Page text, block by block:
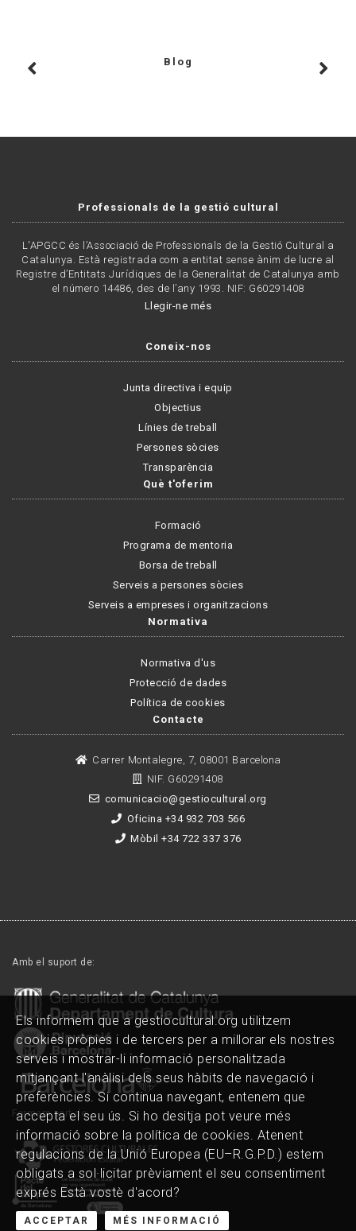
Blog
Professionals de la gestió cultural
L'APGCC és l’Associació de Professionals de la Gestió Cultural a
Catalunya. Està registrada com a entitat sense ànim de lucre al
Registre d’Entitats Jurídiques de la Generalitat de Catalunya amb
el número 14486, des de l’any 1993. NIF: G60291408
Llegir-ne més
Coneix-nos
Junta directiva i equip
Objectius
Línies de treball
Persones sòcies
Transparència
Què t'oferim
Formació
Programa de mentoria
Borsa de treball
Serveis a persones sòcies
Serveis a empreses i organitzacions
Normativa
Normativa d'us
Protecció de dades
Política de cookies
Contacte
Carrer Montalegre, 7, 08001 Barcelona
NIF. G60291408
comunicacio@gestiocultural.org
Oficina +34 932 703 566
Mòbil +34 722 337 376
Amb el suport de:
Formem part de:
Els informem que a gestiocultural.org utilitzem
cookies pròpies i de tercers per a millorar els nostres
serveis i mostrar-li informació personalitzada
mitjançant l'anàlisi dels seus hàbits de navegació i
preferències. Si continua navegant, entenem que
accepta el seu ús. Si ho desitja pot veure més
informació sobre la política de cookies. Atenent
regulacions de la Unió Europea (EU–R.G.P.D.) estem
obligats a sol·licitar prèviament el seu consentiment
exprés Està vostè d'acord?
ACCEPTAR MÉS INFORMACIÓ